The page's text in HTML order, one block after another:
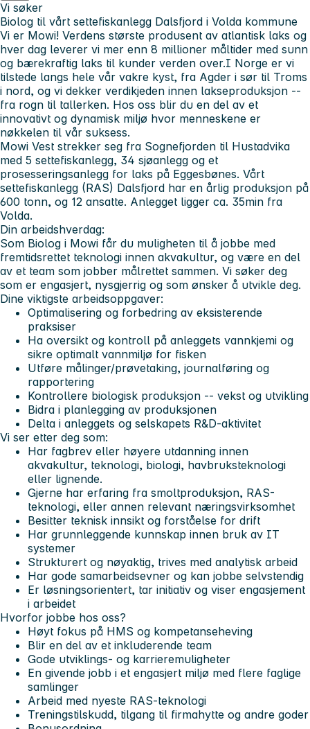
Vi søker
Biolog til vårt settefiskanlegg Dalsfjord i Volda kommune
Vi er Mowi! Verdens største produsent av atlantisk laks og
hver dag leverer vi mer enn 8 millioner måltider med sunn
og bærekraftig laks til kunder verden over.I Norge er vi
tilstede langs hele vår vakre kyst, fra Agder i sør til Troms
i nord, og vi dekker verdikjeden innen lakseproduksjon --
fra rogn til tallerken. Hos oss blir du en del av et
innovativt og dynamisk miljø hvor menneskene er
nøkkelen til vår suksess.
Mowi Vest strekker seg fra Sognefjorden til Hustadvika
med 5 settefiskanlegg, 34 sjøanlegg og et
prosesseringsanlegg for laks på Eggesbønes. Vårt
settefiskanlegg (RAS) Dalsfjord har en årlig produksjon på
600 tonn, og 12 ansatte. Anlegget ligger ca. 35min fra
Volda.
Din arbeidshverdag:
Som Biolog i Mowi får du muligheten til å jobbe med
fremtidsrettet teknologi innen akvakultur, og være en del
av et team som jobber målrettet sammen. Vi søker deg
som er engasjert, nysgjerrig og som ønsker å utvikle deg.
Dine viktigste arbeidsoppgaver:
Optimalisering og forbedring av eksisterende
praksiser
Ha oversikt og kontroll på anleggets vannkjemi og
sikre optimalt vannmiljø for fisken
Utføre målinger/prøvetaking, journalføring og
rapportering
Kontrollere biologisk produksjon -- vekst og utvikling
Bidra i planlegging av produksjonen
Delta i anleggets og selskapets R&D-aktivitet
Vi ser etter deg som:
Har fagbrev eller høyere utdanning innen
akvakultur, teknologi, biologi, havbruksteknologi
eller lignende.
Gjerne har erfaring fra smoltproduksjon, RAS-
teknologi, eller annen relevant næringsvirksomhet
Besitter teknisk innsikt og forståelse for drift
Har grunnleggende kunnskap innen bruk av IT
systemer
Strukturert og nøyaktig, trives med analytisk arbeid
Har gode samarbeidsevner og kan jobbe selvstendig
Er løsningsorientert, tar initiativ og viser engasjement
i arbeidet
Hvorfor jobbe hos oss?
Høyt fokus på HMS og kompetanseheving
Blir en del av et inkluderende team
Gode utviklings- og karrieremuligheter
En givende jobb i et engasjert miljø med flere faglige
samlinger
Arbeid med nyeste RAS-teknologi
Treningstilskudd, tilgang til firmahytte og andre goder